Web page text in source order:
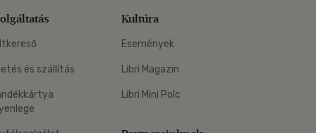
és szállítás
Kultúra
Események
Libri Magazin
Libri Mini Polc